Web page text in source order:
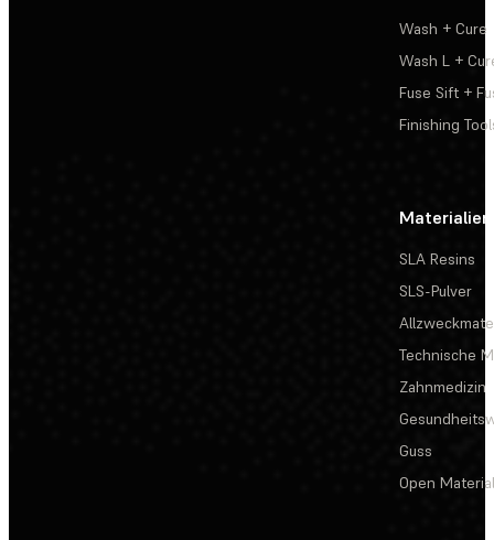
Wash + Cure
Wash L +
Fuse Sift +
Finishing
Materialien
SLA Resins
SLS-Pulver
Technische
Zahnmedizin
Guss
Open